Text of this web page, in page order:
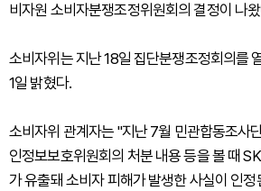
비자원 소비자분쟁조정위원회의 결정이 나
소비자위는 지난 18일 집단분쟁조정회의를
1일 밝혔다.
소비자위 관계자는 "지난 7월 민관합동조사
인정보보호위원회의 처분 내용 등을 볼 때
가 유출돼 소비자 피해가 발생한 사실이 인